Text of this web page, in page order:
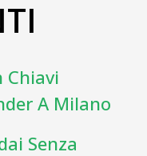
Chiavi
A Milano
Senza